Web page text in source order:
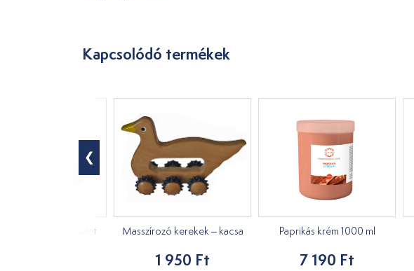
Kapcsolódó termékek
segédeszköz készlet
Masszírozó kerekek – kacsa
1 950 Ft
Paprikás krém 1000 ml
7 190 Ft